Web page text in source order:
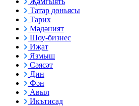
Татар дөньясы
Тарих
Мәдәният
Шоу-бизнес
Иҗат
Язмыш
Сәясәт
Дин
Фән
Авыл
Икътисад